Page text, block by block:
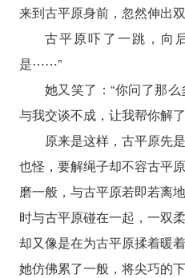
来到古平原身前，忽然伸出
古平原吓了一跳，向
是⋯⋯”
她又笑了：“你问了那
与我交谈不成，让我帮你解
原来是这样，古平原先
也怪，要解绳子却不容古平
磨一般，与古平原若即若离
时与古平原碰在一起，一双
却又像是在为古平原揉着暖
她仿佛累了一般，将尖巧的